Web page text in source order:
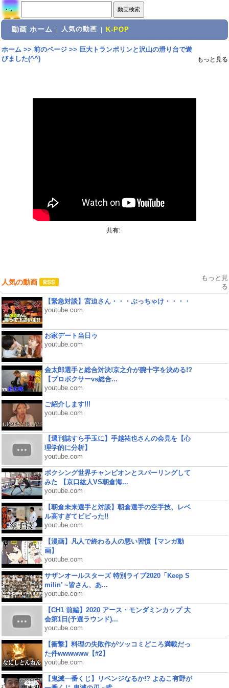
動画 ホーム 人気の動画 K-POP
ホーム>> 前のページ>> 巨大トランポリンと沢山の滑り台で遊
びました(^^)
もっと見る
共有:
人気の動画
もっと見
る
【緊急対談】宮迫さん・・・ぶっちゃけ・・・・
youtube.com
お家デート当日ゥ
youtube.com
金太郎選手と総合対決!京之介が腕十字を決める!?
【プロボクサーvs総合...
youtube.com
ご紹介します!!!
youtube.com
【週刊誌すら手玉に】手越祐也さんの会見を【心
理学的に分析】
youtube.com
ボクシング世界チャンピオンとスパーリングして
みた 【京口紘人VS朝倉海...
youtube.com
【朝倉未来選手と対談】朝倉選手の空手技、レベ
ル高すぎてビビった!!
youtube.com
【漫画】凡人で終わる人の悪い習慣【マンガ動
画】
youtube.com
サザンオールスターズ 特別ライブ2020「Keep S
milin’ ~皆さん、あ...
youtube.com
【CH1 前編】2020 アース・モンダミンカップ 大
会第1日(予選ラウンド)...
youtube.com
【衝撃】料理の失敗作がツッコミどころ満載だっ
た件wwwwww【#2】
youtube.com
【鬼滅一番くじ】リベンジなるか!? よゐこ有野が